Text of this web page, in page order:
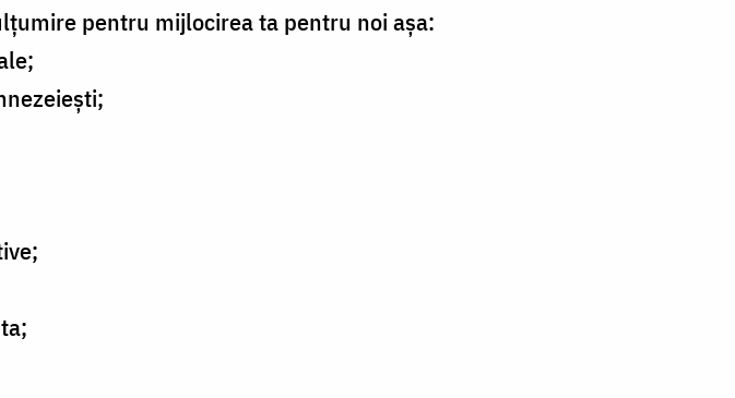
pentru mijlocirea ta pentru noi aşa: